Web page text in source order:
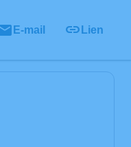
E-mail Lien